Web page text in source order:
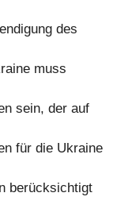
des
muss
sein, der auf
für die Ukraine
berücksichtigt